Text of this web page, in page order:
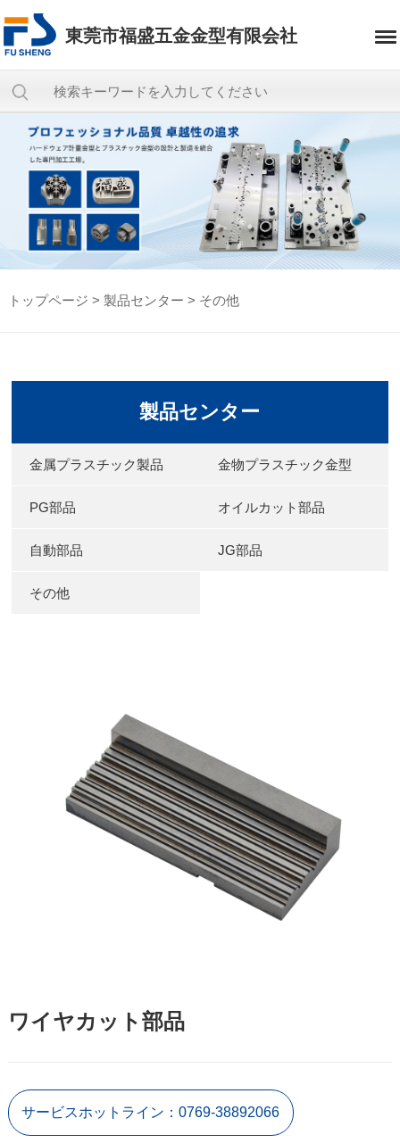
東莞市福盛五金金型有限会社
トップページ > 製品センター > その他
製品センター
金属プラスチック製品 金物プラスチック金型
PG部品 オイルカット部品
自動部品 JG部品
その他
ワイヤカット部品
サービスホットライン：0769-38892066